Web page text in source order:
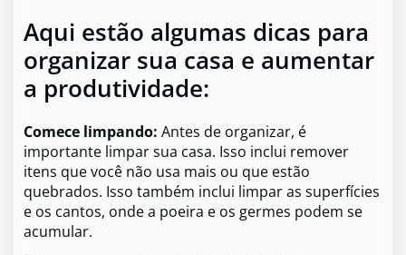
Aqui estão algumas dicas para
organizar sua casa e aumentar
a produtividade:
Comece limpando: Antes de organizar, é
importante limpar sua casa. Isso inclui remover
itens que você não usa mais ou que estão
quebrados. Isso também inclui limpar as superfícies
e os cantos, onde a poeira e os germes podem se
acumular.